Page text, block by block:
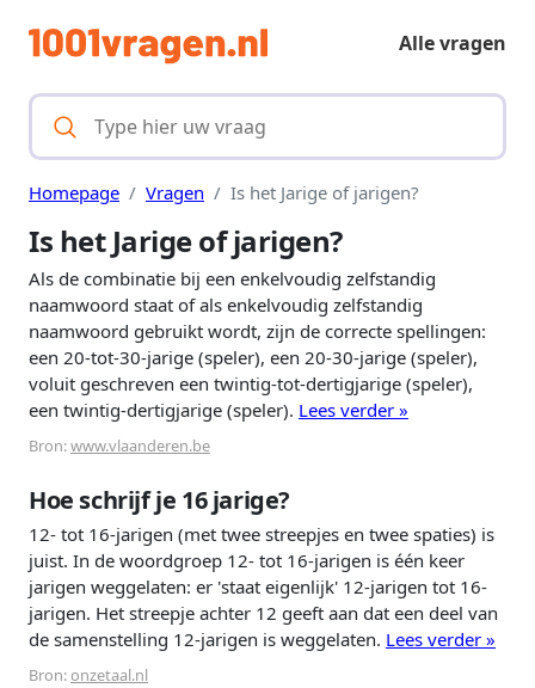
Alle vragen
Homepage Vragen Is het Jarige of jarigen?
Is het Jarige of jarigen?
Als de combinatie bij een enkelvoudig zelfstandig
naamwoord staat of als enkelvoudig zelfstandig
naamwoord gebruikt wordt, zijn de correcte spellingen:
een 20-tot-30-jarige (speler), een 20-30-jarige (speler),
voluit geschreven een twintig-tot-dertigjarige (speler),
een twintig-dertigjarige (speler). Lees verder »
Bron:www.vlaanderen.be
Hoe schrijf je 16 jarige?
12- tot 16-jarigen (met twee streepjes en twee spaties) is
juist. In de woordgroep 12- tot 16-jarigen is één keer
jarigen weggelaten: er 'staat eigenlijk' 12-jarigen tot 16-
jarigen. Het streepje achter 12 geeft aan dat een deel van
de samenstelling 12-jarigen is weggelaten. Lees verder »
Bron:onzetaal.nl